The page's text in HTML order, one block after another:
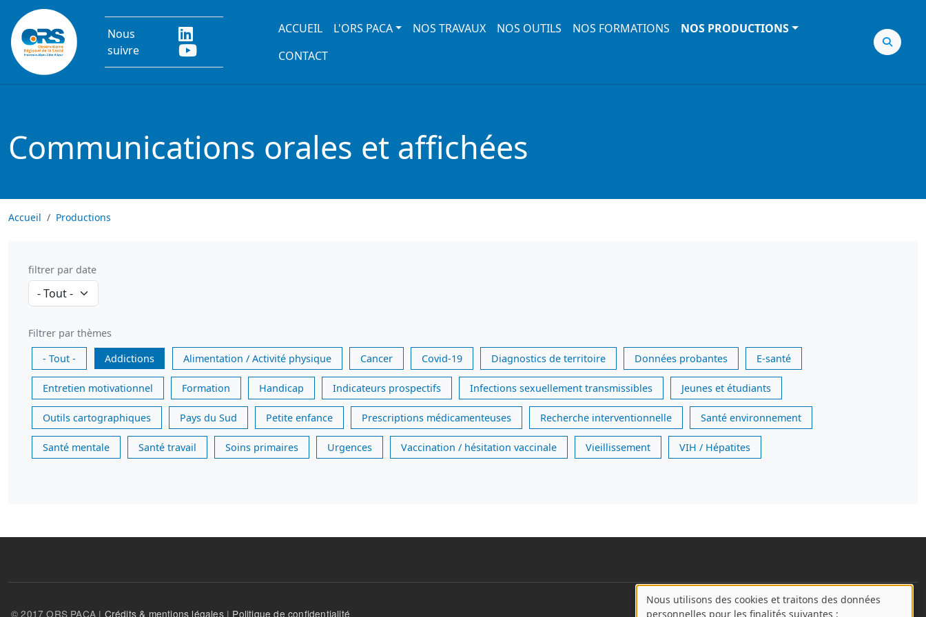
Aller au contenu principal
Nous
suivre
Main navigation
ACCUEIL L'ORS PACA NOS TRAVAUX NOS OUTILS NOS FORMATIONS
NOS PRODUCTIONS
CONTACT
Communications orales et affichées
Accueil Productions
filtrer par date
Filtrer par thèmes
- Tout -
Addictions Alimentation / Activité physique Cancer Covid-19 Diagnostics de territoire Données probantes E-santé
Entretien motivationnel Formation Handicap Indicateurs prospectifs Infections sexuellement transmissibles Jeunes et étudiants
Outils cartographiques Pays du Sud Petite enfance Prescriptions médicamenteuses Recherche interventionnelle Santé environnement
Santé mentale Santé travail Soins primaires Urgences Vaccination / hésitation vaccinale Vieillissement VIH / Hépatites
© 2017 ORS PACA | Crédits & mentions légales| Politique de confidentialité User account menu
A
Nous utilisons des cookies et traitons des données
personnelles pour les finalités suivantes :